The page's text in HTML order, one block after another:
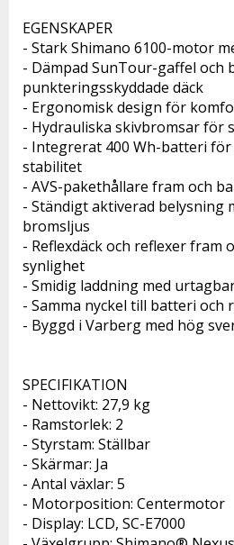
EGENSKAPER
- Stark Shimano 6100-motor
- Dämpad SunTour-gaffel och
punkteringsskyddade däck
- Ergonomisk design för
- Hydrauliska skivbromsar för
- Integrerat 400 Wh-batteri för
stabilitet
- AVS-pakethållare fram och
- Ständigt aktiverad belysning
bromsljus
- Reflexdäck och reflexer fram
synlighet
- Smidig laddning med
- Samma nyckel till batteri och
- Byggd i Varberg med hög
SPECIFIKATION
- Nettovikt: 27,9 kg
- Ramstorlek: 2
- Styrstam: Ställbar
- Skärmar: Ja
- Antal växlar: 5
- Motorposition: Centermotor
- Display: LCD, SC-E7000